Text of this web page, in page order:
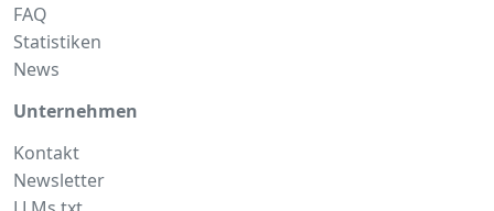
FAQ
Statistiken
News
Unternehmen
Kontakt
Newsletter